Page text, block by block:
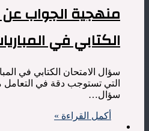
منهجية الجواب عن
الكتابي في
سؤال الامتحان الكتابي في
التي تستوجب دقة في
سؤال…
أكمل القراءة »